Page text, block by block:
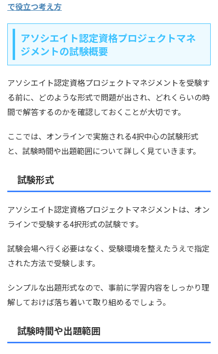
で役立つ考え方
アソシエイト認定資格プロジェクトマネ
ジメントの試験概要
アソシエイト認定資格プロジェクトマネジメントを受験す
る前に、どのような形式で問題が出され、どれくらいの時
間で解答するのかを確認しておくことが大切です。
ここでは、オンラインで実施される4択中心の試験形式
と、試験時間や出題範囲について詳しく見ていきます。
試験形式
アソシエイト認定資格プロジェクトマネジメントは、オン
ラインで受験する4択形式の試験です。
試験会場へ行く必要はなく、受験環境を整えたうえで指定
された方法で受験します。
シンプルな出題形式なので、事前に学習内容をしっかり理
解しておけば落ち着いて取り組めるでしょう。
試験時間や出題範囲